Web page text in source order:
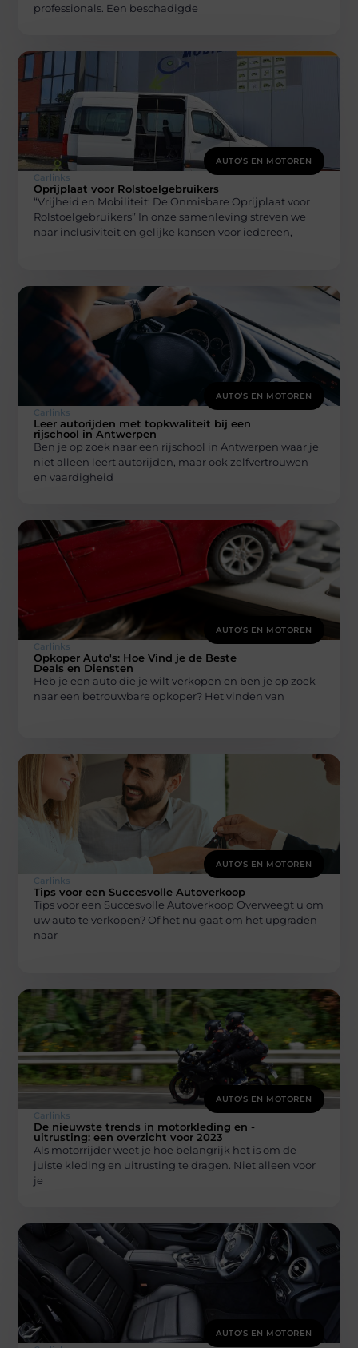
professionals. Een beschadigde
AUTO’S EN MOTOREN
Carlinks
Oprijplaat voor Rolstoelgebruikers
“Vrijheid en Mobiliteit: De Onmisbare Oprijplaat voor
Rolstoelgebruikers” In onze samenleving streven we
naar inclusiviteit en gelijke kansen voor iedereen,
AUTO’S EN MOTOREN
Carlinks
Leer autorijden met topkwaliteit bij een
rijschool in Antwerpen
Ben je op zoek naar een rijschool in Antwerpen waar je
niet alleen leert autorijden, maar ook zelfvertrouwen
en vaardigheid
AUTO’S EN MOTOREN
Carlinks
Opkoper Auto's: Hoe Vind je de Beste
Deals en Diensten
Heb je een auto die je wilt verkopen en ben je op zoek
naar een betrouwbare opkoper? Het vinden van
AUTO’S EN MOTOREN
Carlinks
Tips voor een Succesvolle Autoverkoop
Tips voor een Succesvolle Autoverkoop Overweegt u om
uw auto te verkopen? Of het nu gaat om het upgraden
naar
AUTO’S EN MOTOREN
Carlinks
De nieuwste trends in motorkleding en -
uitrusting: een overzicht voor 2023
Als motorrijder weet je hoe belangrijk het is om de
juiste kleding en uitrusting te dragen. Niet alleen voor
je
AUTO’S EN MOTOREN